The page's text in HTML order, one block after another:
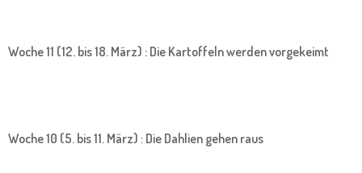
Woche 11 (12. bis 18. März) : Die Kartoffeln werden vorgekeimt
Woche 10 (5. bis 11. März) : Die Dahlien gehen raus